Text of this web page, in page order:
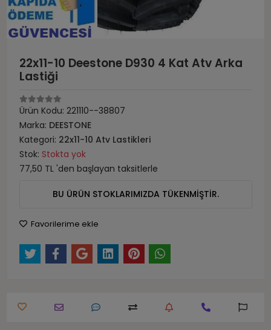
22x11-10 Deestone D930 4 Kat Atv Arka
Lastiği
Ürün Kodu: 221110--38807
Marka: DEESTONE
Kategori: 22x11-10 Atv Lastikleri
Stok: Stokta yok
77,50 TL 'den başlayan taksitlerle
BU ÜRÜN STOKLARIMIZDA TÜKENMİŞTİR.
Favorilerime ekle